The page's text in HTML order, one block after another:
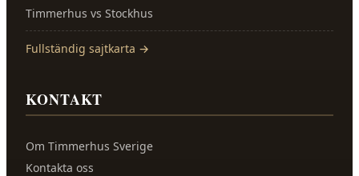
Timmerhus vs Stockhus
Fullständig sajtkarta →
KONTAKT
Om Timmerhus Sverige
Kontakta oss